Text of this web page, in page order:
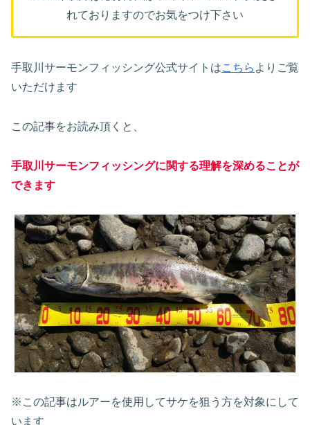
れておりますのでお気をつけ下さい
手取川サーモンフィッシング公式サイトはこちら よりご覧
いただけます
この記事をお読み頂くと、
手取川サーモンフィッシングに関する理解を深めることが
できます
※この記事はルアーを使用してサケを狙う方を対象にして
います